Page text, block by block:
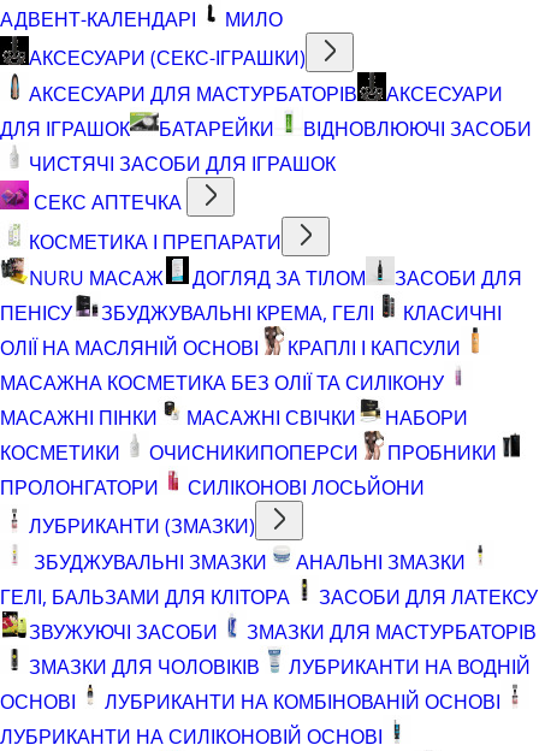
АДВЕНТ-КАЛЕНДАРІ
МИЛО
АКСЕСУАРИ (СЕКС-ІГРАШКИ)
АКСЕСУАРИ ДЛЯ МАСТУРБАТОРІВ
АКСЕСУАРИ
ДЛЯ ІГРАШОК
БАТАРЕЙКИ
ВІДНОВЛЮЮЧІ ЗАСОБИ
ЧИСТЯЧІ ЗАСОБИ ДЛЯ ІГРАШОК
СЕКС АПТЕЧКА
КОСМЕТИКА І ПРЕПАРАТИ
NURU МАСАЖ
ДОГЛЯД ЗА ТІЛОМ
ЗАСОБИ ДЛЯ
ПЕНІСУ
ЗБУДЖУВАЛЬНІ КРЕМА, ГЕЛІ
КЛАСИЧНІ
ОЛІЇ НА МАСЛЯНІЙ ОСНОВІ
КРАПЛІ І КАПСУЛИ
МАСАЖНА КОСМЕТИКА БЕЗ ОЛІЇ ТА СИЛІКОНУ
МАСАЖНІ ПІНКИ
МАСАЖНІ СВІЧКИ
НАБОРИ
КОСМЕТИКИ
ОЧИСНИКИПОПЕРСИ
ПРОБНИКИ
ПРОЛОНГАТОРИ
СИЛІКОНОВІ ЛОСЬЙОНИ
ЛУБРИКАНТИ (ЗМАЗКИ)
ЗБУДЖУВАЛЬНІ ЗМАЗКИ
АНАЛЬНІ ЗМАЗКИ
ГЕЛІ, БАЛЬЗАМИ ДЛЯ КЛІТОРА
ЗАСОБИ ДЛЯ ЛАТЕКСУ
ЗВУЖУЮЧІ ЗАСОБИ
ЗМАЗКИ ДЛЯ МАСТУРБАТОРІВ
ЗМАЗКИ ДЛЯ ЧОЛОВІКІВ
ЛУБРИКАНТИ НА ВОДНІЙ
ОСНОВІ
ЛУБРИКАНТИ НА КОМБІНОВАНІЙ ОСНОВІ
ЛУБРИКАНТИ НА СИЛІКОНОВІЙ ОСНОВІ